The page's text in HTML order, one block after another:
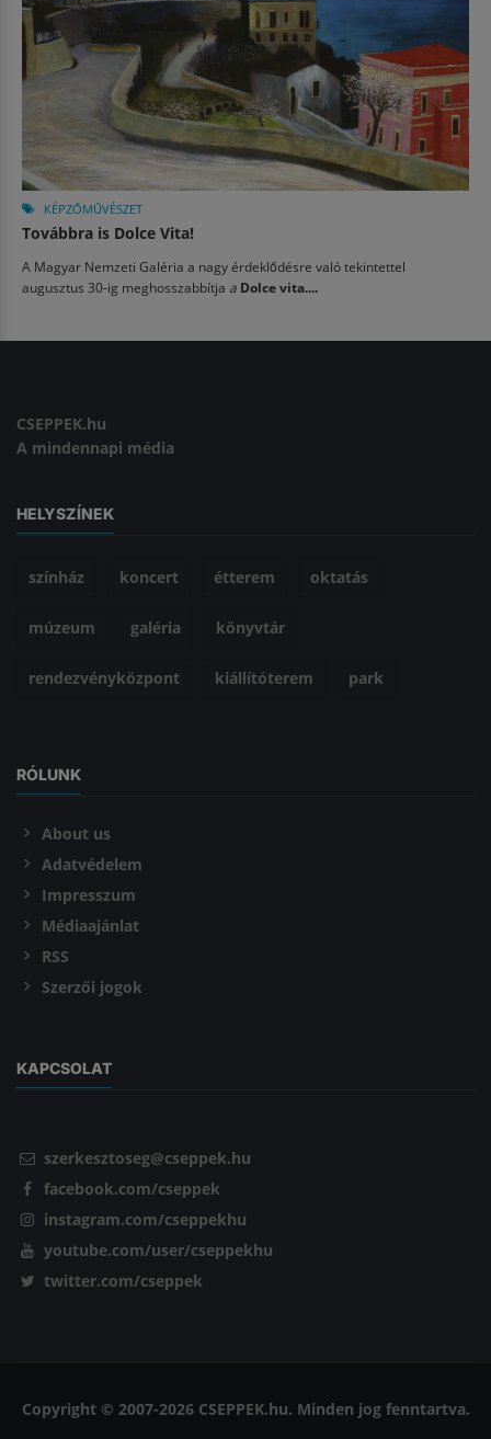
KÉPZŐMŰVÉSZET
Továbbra is Dolce Vita!
A Magyar Nemzeti Galéria a nagy érdeklődésre való tekintettel
augusztus 30-ig meghosszabbítja a Dolce vita....
CSEPPEK.hu
A mindennapi média
HELYSZÍNEK
színház koncert étterem oktatás
múzeum galéria könyvtár
rendezvényközpont kiállítóterem park
RÓLUNK
About us
Adatvédelem
Impresszum
Médiaajánlat
RSS
Szerzői jogok
KAPCSOLAT
szerkesztoseg@cseppek.hu
facebook.com/cseppek
instagram.com/cseppekhu
youtube.com/user/cseppekhu
twitter.com/cseppek
Copyright © 2007-2026 CSEPPEK.hu. Minden jog fenntartva.